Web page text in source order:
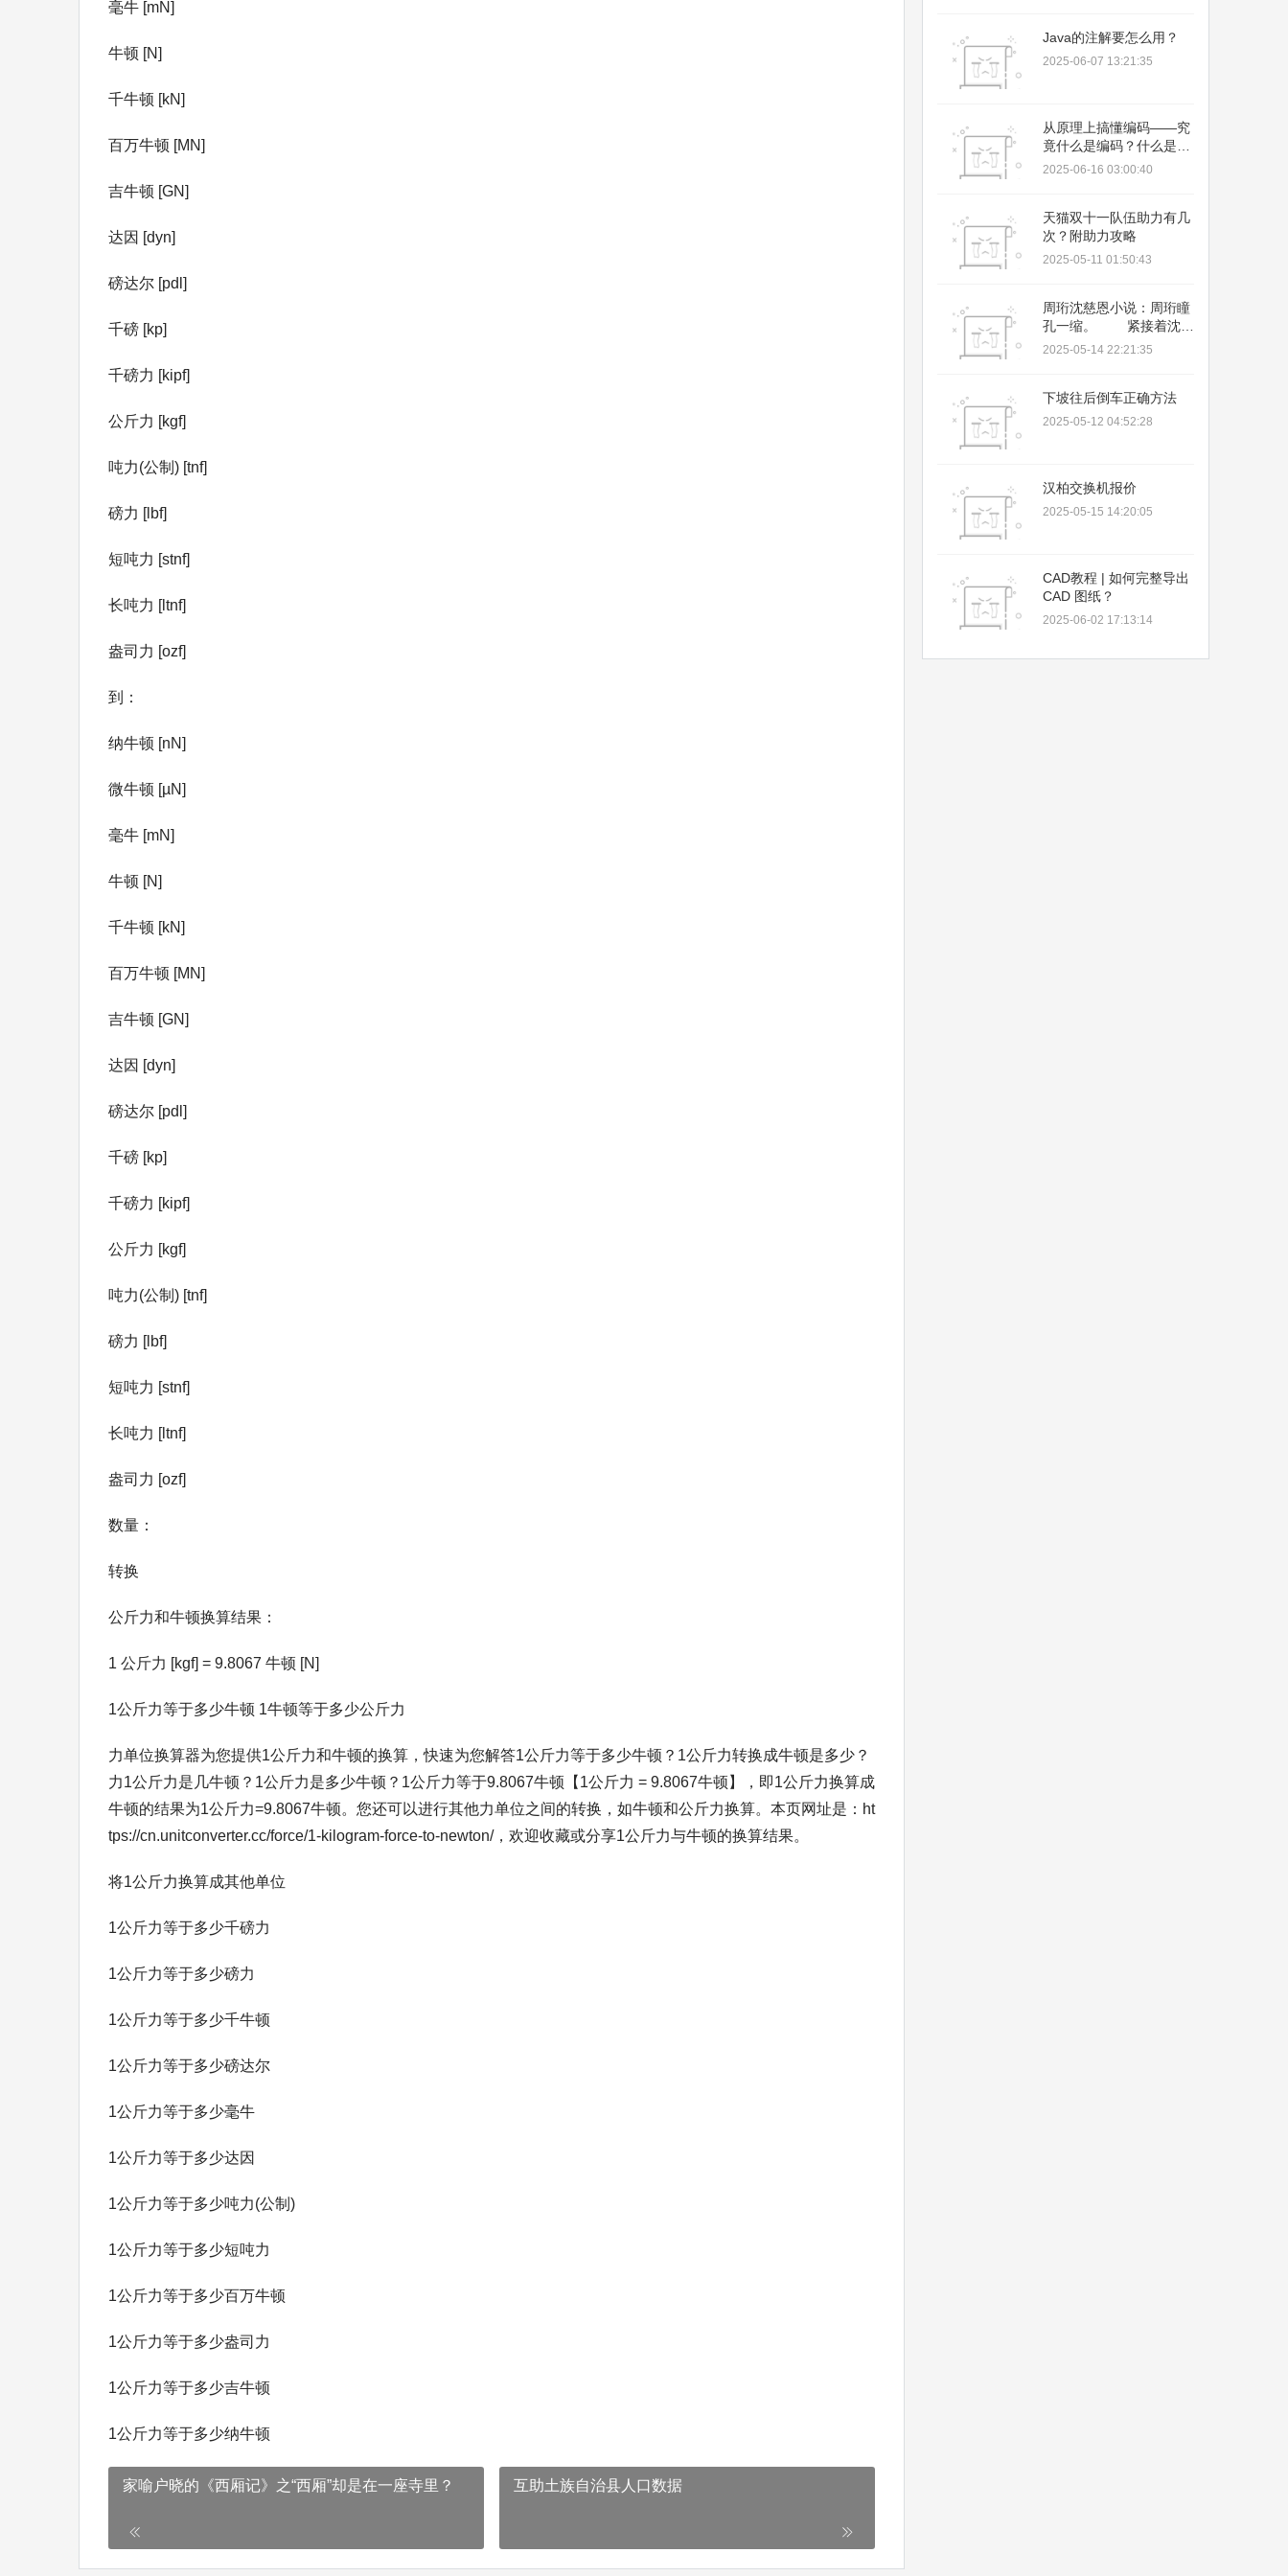
毫牛 [mN]
牛顿 [N]
千牛顿 [kN]
百万牛顿 [MN]
吉牛顿 [GN]
达因 [dyn]
磅达尔 [pdl]
千磅 [kp]
千磅力 [kipf]
公斤力 [kgf]
吨力(公制) [tnf]
磅力 [lbf]
短吨力 [stnf]
长吨力 [ltnf]
盎司力 [ozf]
到：
纳牛顿 [nN]
微牛顿 [µN]
毫牛 [mN]
牛顿 [N]
千牛顿 [kN]
百万牛顿 [MN]
吉牛顿 [GN]
达因 [dyn]
磅达尔 [pdl]
千磅 [kp]
千磅力 [kipf]
公斤力 [kgf]
吨力(公制) [tnf]
磅力 [lbf]
短吨力 [stnf]
长吨力 [ltnf]
盎司力 [ozf]
数量：
转换
公斤力和牛顿换算结果：
1 公斤力 [kgf] = 9.8067 牛顿 [N]
1公斤力等于多少牛顿 1牛顿等于多少公斤力
力单位换算器为您提供1公斤力和牛顿的换算，快速为您解答1公斤力等于多少牛顿？1公斤力转换成牛顿是多少？
力1公斤力是几牛顿？1公斤力是多少牛顿？1公斤力等于9.8067牛顿【1公斤力 = 9.8067牛顿】，即1公斤力换算成
牛顿的结果为1公斤力=9.8067牛顿。您还可以进行其他力单位之间的转换，如牛顿和公斤力换算。本页网址是：ht
tps://cn.unitconverter.cc/force/1-kilogram-force-to-newton/，欢迎收藏或分享1公斤力与牛顿的换算结果。
将1公斤力换算成其他单位
1公斤力等于多少千磅力
1公斤力等于多少磅力
1公斤力等于多少千牛顿
1公斤力等于多少磅达尔
1公斤力等于多少毫牛
1公斤力等于多少达因
1公斤力等于多少吨力(公制)
1公斤力等于多少短吨力
1公斤力等于多少百万牛顿
1公斤力等于多少盎司力
1公斤力等于多少吉牛顿
1公斤力等于多少纳牛顿
家喻户晓的《西厢记》之“西厢”却是在一座寺里？ 互助土族自治县人口数据
Java的注解要怎么用？
2025-06-07 13:21:35
从原理上搞懂编码——究
竟什么是编码？什么是解
码？什么是字节流？
2025-06-16 03:00:40
天猫双十一队伍助力有几
次？附助力攻略
2025-05-11 01:50:43
周珩沈慈恩小说：周珩瞳
孔一缩。 紧接着沈慈
恩的消息又发了过
2025-05-14 22:21:35
下坡往后倒车正确方法
2025-05-12 04:52:28
汉柏交换机报价
2025-05-15 14:20:05
CAD教程 | 如何完整导出
CAD 图纸？
2025-06-02 17:13:14